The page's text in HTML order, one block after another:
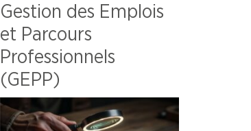
Gestion des Emplois
et Parcours
Professionnels
(GEPP)